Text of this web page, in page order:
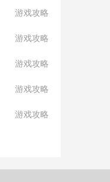
游戏攻略
游戏攻略
游戏攻略
游戏攻略
游戏攻略